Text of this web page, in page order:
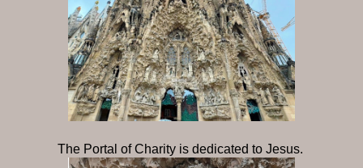
The Portal of Charity is dedicated to Jesus.